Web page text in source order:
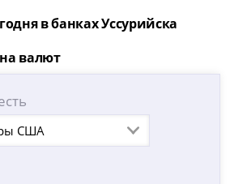
в банках Уссурийска
валют
США